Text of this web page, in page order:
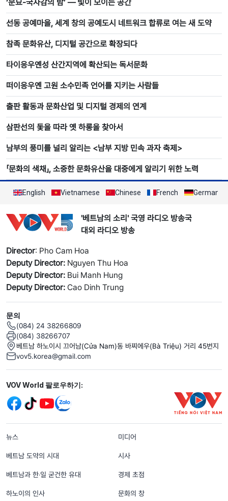
‘문묘-국자감의 밤’ ― 빛이 모이는 공간
선동 공예마을, 세계 창의 공예도시 네트워크 합류로 여는 새 도약
참족 문화유산, 디지털 공간으로 확장되다
타이응우옌성 산간지역에 확산되는 독서문화
떠이응우옌 고원 소수민족 언어를 지키는 사람들
출판 활동과 문화산업 및 디지털 경제의 연계
삼판선의 돛을 따라 옛 하롱을 찾아서
남부의 풍미를 널리 알리는 <남부 지방 민속 과자 축제>
「문화의 색채」, 소중한 문화유산을 대중에게 알리기 위한 노력
English Vietnamese Chinese French German
'베트남의 소리' 국영 라디오 방송국
대외 라디오 방송
Director: Pho Cam Hoa
Deputy Director: Nguyen Thu Hoa
Deputy Director: Bui Manh Hung
Deputy Director: Cao Dinh Trung
문의
(084) 24 38266809
(084) 38266707
베트남 하노이시 끄어남(Cửa Nam)동 바찌에우(Bà Triệu) 거리 45번지
vov5.korea@gmail.com
Mạng xã hội
VOV World 팔로우하기:
menu footer tiếng Hàn
뉴스 미디어
베트남 도약의 시대 시사
베트남과 한‧일 굳건한 유대 경제 초점
하노이의 인사 문화의 창